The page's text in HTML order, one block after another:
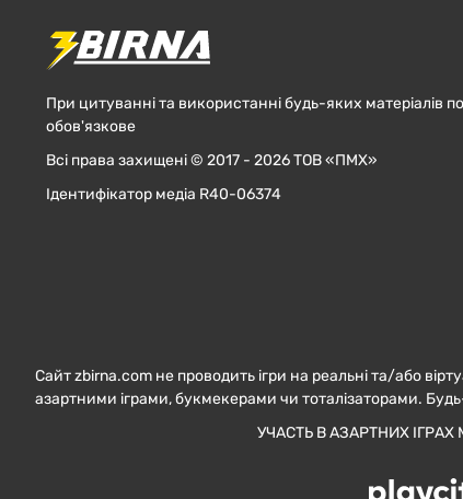
При цитуванні та використанні будь-яких матеріалів
обов'язкове
Всі права захищені © 2017 - 2026 ТОВ «ПМХ»
Ідентифікатор медіа R40-06374
Сайт zbirna.com не проводить ігри на реальні та/або
азартними іграми, букмекерами чи тоталізаторами.
УЧАСТЬ В АЗАРТНИХ